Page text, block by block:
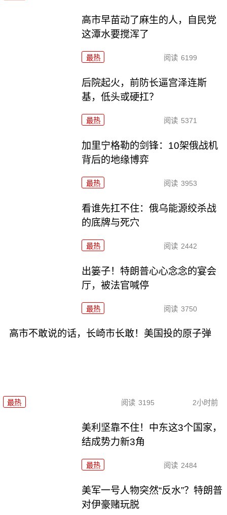
高市早苗动了麻生的人，自民党
这潭水要搅浑了
最热 阅读 6199
后院起火，前防长逼宫泽连斯
基，低头或硬扛？
最热 阅读 5371
加里宁格勒的剑锋：10架俄战机
背后的地缘博弈
最热 阅读 3953
看谁先扛不住：俄乌能源绞杀战
的底牌与死穴
最热 阅读 2442
出篓子！特朗普心心念念的宴会
厅，被法官喊停
最热 阅读 3750
高市不敢说的话，长崎市长敢！美国投的原子弹
最热 阅读 3195 2小时前
美利坚靠不住！中东这3个国家，
结成势力新3角
最热 阅读 2484
美军一号人物突然“反水”？特朗普
对伊豪赌玩脱